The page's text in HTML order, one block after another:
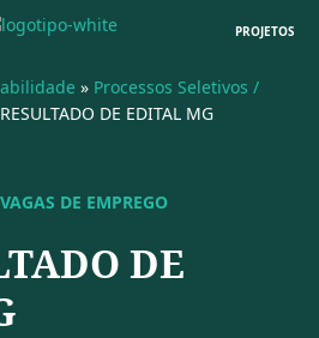
PROJETOS
» Processos Seletivos /
DE EDITAL MG
DE EMPREGO
DE